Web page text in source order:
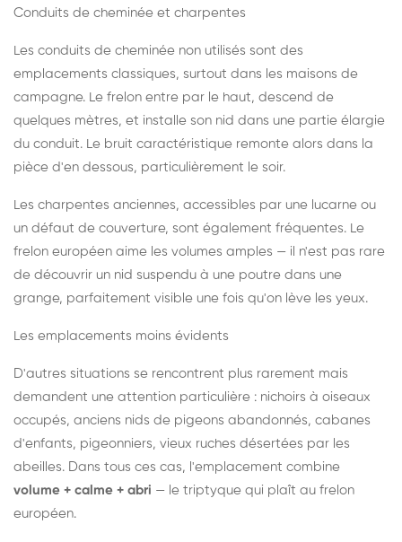
Conduits de cheminée et charpentes
Les conduits de cheminée non utilisés sont des
emplacements classiques, surtout dans les maisons de
campagne. Le frelon entre par le haut, descend de
quelques mètres, et installe son nid dans une partie élargie
du conduit. Le bruit caractéristique remonte alors dans la
pièce d'en dessous, particulièrement le soir.
Les charpentes anciennes, accessibles par une lucarne ou
un défaut de couverture, sont également fréquentes. Le
frelon européen aime les volumes amples — il n'est pas rare
de découvrir un nid suspendu à une poutre dans une
grange, parfaitement visible une fois qu'on lève les yeux.
Les emplacements moins évidents
D'autres situations se rencontrent plus rarement mais
demandent une attention particulière : nichoirs à oiseaux
occupés, anciens nids de pigeons abandonnés, cabanes
d'enfants, pigeonniers, vieux ruches désertées par les
abeilles. Dans tous ces cas, l'emplacement combine
volume + calme + abri — le triptyque qui plaît au frelon
européen.